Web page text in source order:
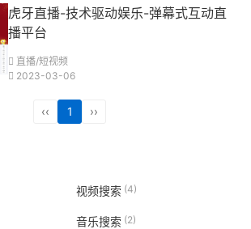
虎牙直播-技术驱动娱乐-弹幕式互动直
播平台
直播/短视频
2023-03-06
‹‹ 1 ››
视频搜索 (4)
音乐搜索 (2)